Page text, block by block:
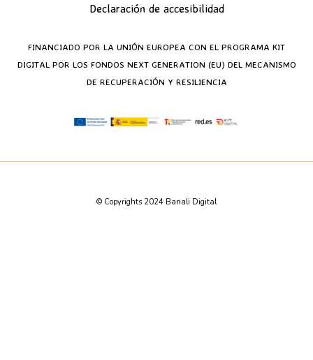
Declaración de accesibilidad
FINANCIADO POR LA UNIÓN EUROPEA CON EL PROGRAMA KIT
DIGITAL POR LOS FONDOS NEXT GENERATION (EU) DEL MECANISMO
DE RECUPERACIÓN Y RESILIENCIA
© Copyrights 2024 Banali Digital